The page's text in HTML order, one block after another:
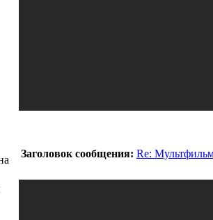
Заголовок сообщения: Re: